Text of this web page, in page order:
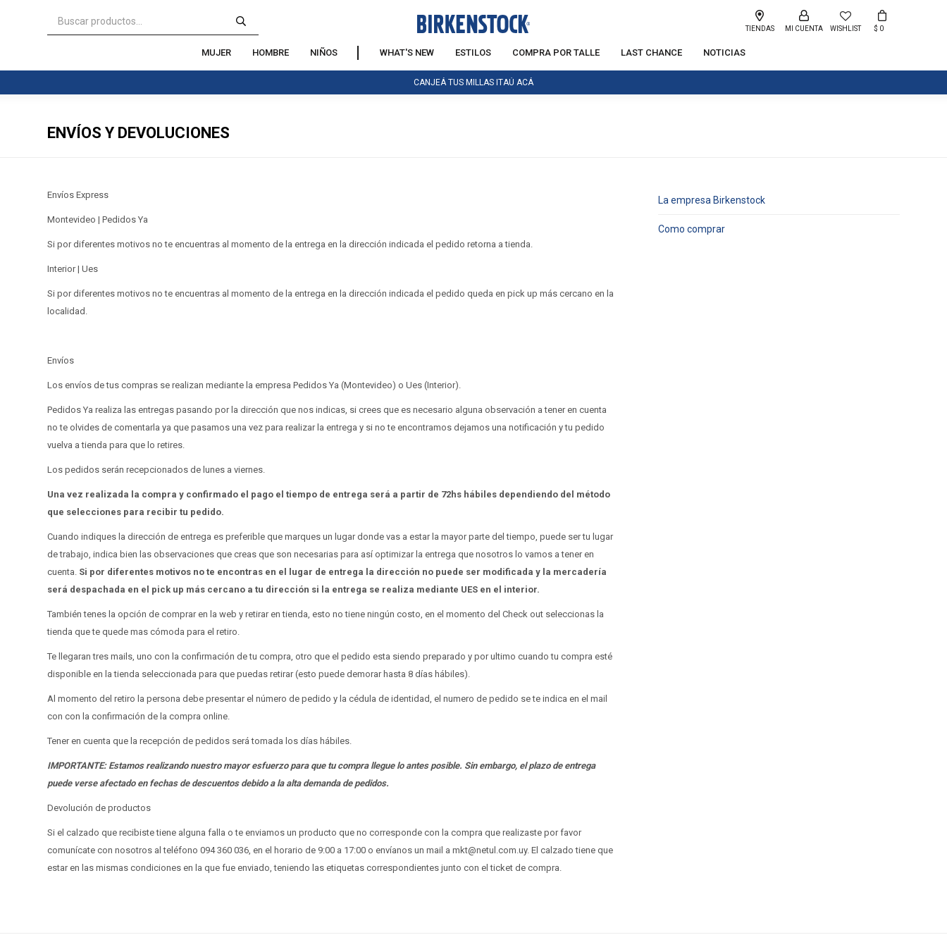
MUJER HOMBRE NIÑOS WHAT'S NEW ESTILOS COMPRA POR TALLE LAST CHANCE NOTICIAS
WISHLIST
TIENDAS $ 0
CANJEÁ TUS MILLAS ITAÚ ACÁ
ENVÍOS Y DEVOLUCIONES
Envíos Express
Montevideo | Pedidos Ya
Si por diferentes motivos no te encuentras al momento de la entrega en la dirección indicada el pedido retorna a tienda.
Interior | Ues
Si por diferentes motivos no te encuentras al momento de la entrega en la dirección indicada el pedido queda en pick up más cercano en la
localidad.
Envíos
Los envíos de tus compras se realizan mediante la empresa Pedidos Ya (Montevideo) o Ues (Interior).
Pedidos Ya realiza las entregas pasando por la dirección que nos indicas, si crees que es necesario alguna observación a tener en cuenta
no te olvides de comentarla ya que pasamos una vez para realizar la entrega y si no te encontramos dejamos una notificación y tu pedido
vuelva a tienda para que lo retires.
Los pedidos serán recepcionados de lunes a viernes.
Una vez realizada la compra y confirmado el pago el tiempo de entrega será a partir de 72hs hábiles dependiendo del método
que selecciones para recibir tu pedido.
Cuando indiques la dirección de entrega es preferible que marques un lugar donde vas a estar la mayor parte del tiempo, puede ser tu lugar
de trabajo, indica bien las observaciones que creas que son necesarias para así optimizar la entrega que nosotros lo vamos a tener en
cuenta. Si por diferentes motivos no te encontras en el lugar de entrega la dirección no puede ser modificada y la mercadería
será despachada en el pick up más cercano a tu dirección si la entrega se realiza mediante UES en el interior.
También tenes la opción de comprar en la web y retirar en tienda, esto no tiene ningún costo, en el momento del Check out seleccionas la
tienda que te quede mas cómoda para el retiro.
Te llegaran tres mails, uno con la confirmación de tu compra, otro que el pedido esta siendo preparado y por ultimo cuando tu compra esté
disponible en la tienda seleccionada para que puedas retirar (esto puede demorar hasta 8 días hábiles).
Al momento del retiro la persona debe presentar el número de pedido y la cédula de identidad, el numero de pedido se te indica en el mail
con con la confirmación de la compra online.
Tener en cuenta que la recepción de pedidos será tomada los días hábiles.
IMPORTANTE: Estamos realizando nuestro mayor esfuerzo para que tu compra llegue lo antes posible. Sin embargo, el plazo de entrega
puede verse afectado en fechas de descuentos debido a la alta demanda de pedidos.
Devolución de productos
Si el calzado que recibiste tiene alguna falla o te enviamos un producto que no corresponde con la compra que realizaste por favor
comunícate con nosotros al teléfono 094 360 036, en el horario de 9:00 a 17:00 o envíanos un mail a mkt@netul.com.uy. El calzado tiene que
estar en las mismas condiciones en la que fue enviado, teniendo las etiquetas correspondientes junto con el ticket de compra.
La empresa Birkenstock
Como comprar